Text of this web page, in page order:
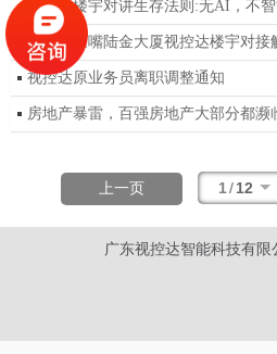
2026年楼宇对讲生存法则:无AI，不智能；
上海陆家嘴陆金大厦视控达楼宇对接
视控达原业务员离职调整通知
房地产暴雷，百强房地产大部分都濒临倒闭，房地产进入了存量房时代
上一页 1/12
广东视控达智能科技有